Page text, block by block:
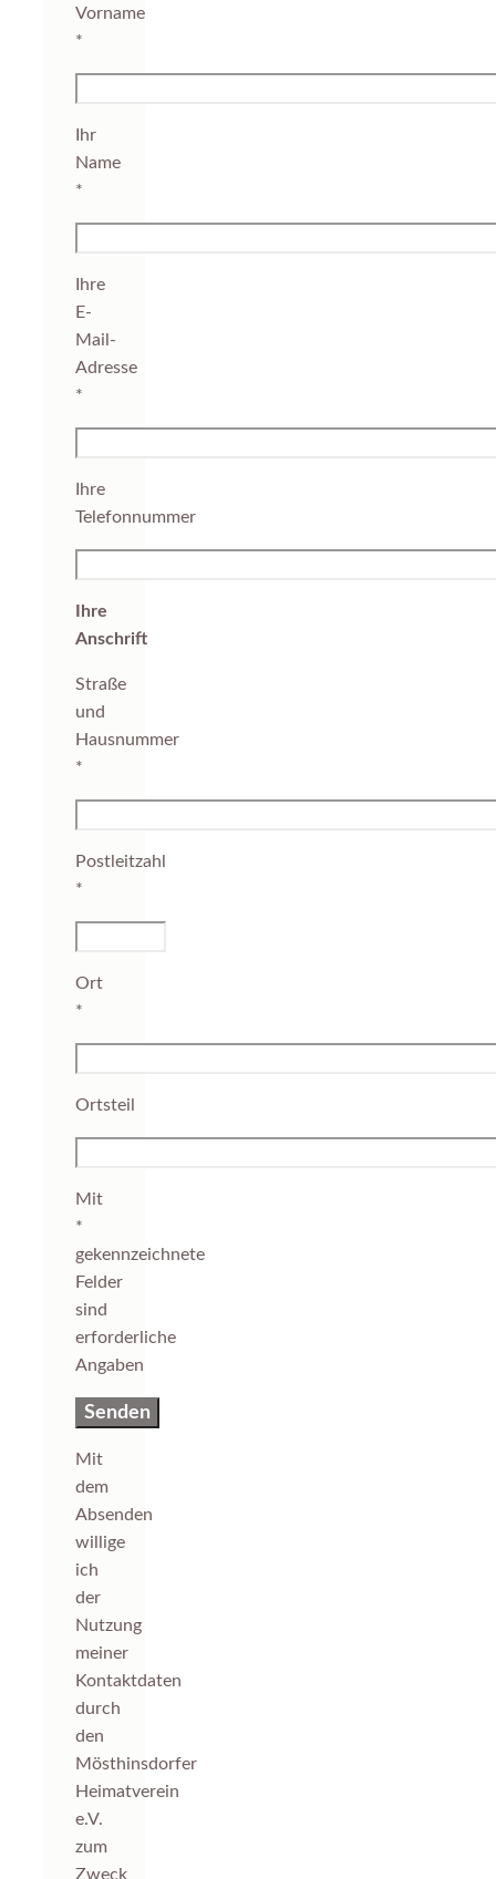
Vorname
*
Ihr
Name
*
Ihre
E-
Mail-
Adresse
*
Ihre
Telefonnummer
Ihre
Anschrift
Straße
und
Hausnummer
*
Postleitzahl
*
Ort
*
Ortsteil
Mit
*
gekennzeichnete
Felder
sind
erforderliche
Angaben
Mit
dem
Absenden
willige
ich
der
Nutzung
meiner
Kontaktdaten
durch
den
Mösthinsdorfer
Heimatverein
e.V.
zum
Zweck